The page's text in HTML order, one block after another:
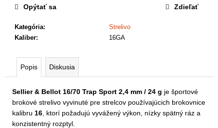
Kategória:
Strelivo
Kaliber: 16GA
Opýtať sa Zdieľať
Popis Diskusia
Sellier & Bellot 16/70 Trap Sport 2,4 mm / 24 g je športové
brokové strelivo vyvinuté pre strelcov používajúcich brokovnice
kalibru 16 , ktorí požadujú vyvážený výkon, nízky spätný ráz a
konzistentný rozptyl.